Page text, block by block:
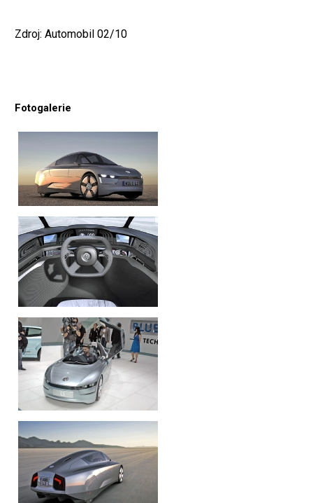
Zdroj: Automobil 02/10
Fotogalerie